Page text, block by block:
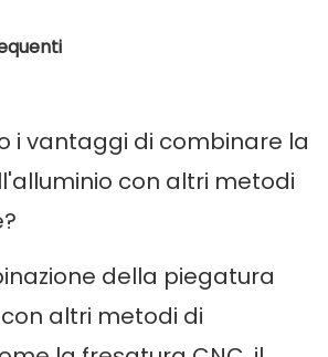
i vantaggi di combinare la
con altri metodi
della piegatura
altri metodi di